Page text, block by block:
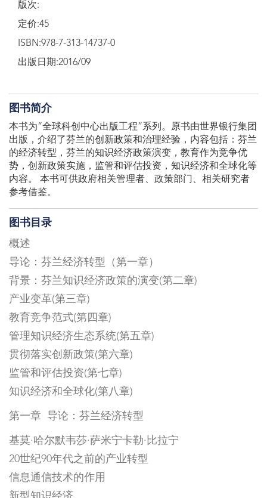
版次:
定价:45
ISBN:978-7-313-14737-0
出版日期:2016/09
图书简介
本书为“全球科创中心出版工程”系列。原书由世界银行集团
出版，介绍了芬兰的创新政策和治理经验，内容包括：芬兰
的经济转型，芬兰的知识经济政策演变，教育作为竞争优
势，创新政策实施，监管和评估投资，知识经济和全球化等
内容。 本书可供政府相关管理者、政策部门、相关研究者
参考借鉴。
图书目录
概述
导论：芬兰经济转型（第一章）
背景：芬兰知识经济政策的演变(第二章)
产业变革(第三章)
教育竞争范式(第四章)
管理知识经济生态系统(第五章)
贯彻落实创新政策(第六章)
监管和评估投资(第七章)
知识经济和全球化(第八章)
第一章 导论：芬兰经济转型
基莫·哈尔默韦莎·萨米宁卡勒·比拉宁
20世纪90年代之前的产业转型
信息通信技术的作用